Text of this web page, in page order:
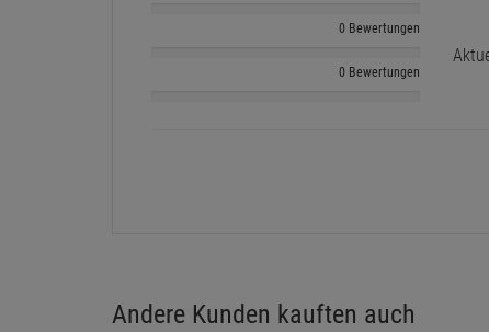
0 Bewertungen
0 Bewertungen
Andere Kunden kauften auch